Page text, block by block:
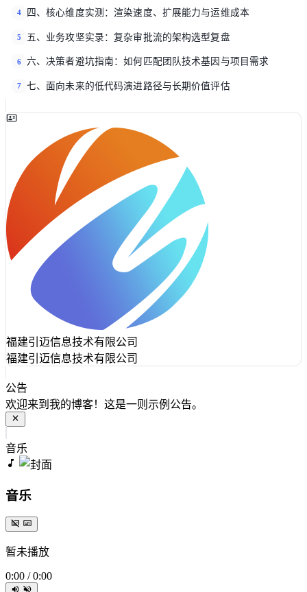
4 四、核心维度实测：渲染速度、扩展能力与运维成本
5 五、业务攻坚实录：复杂审批流的架构选型复盘
6 六、决策者避坑指南：如何匹配团队技术基因与项目需求
7 七、面向未来的低代码演进路径与长期价值评估
福建引迈信息技术有限公司
福建引迈信息技术有限公司
公告
欢迎来到我的博客！这是一则示例公告。
音乐
音乐
暂未播放
0:00 / 0:00